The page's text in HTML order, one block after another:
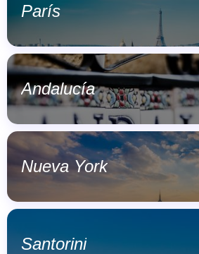
París
Andalucía
Nueva York
Santorini